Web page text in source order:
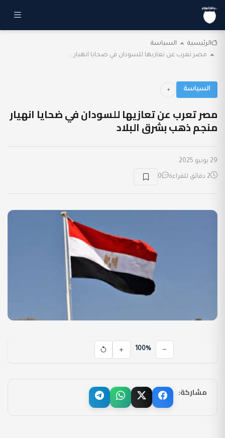
الرئيسية
السياسة
مصر تعرب عن تعازيها للسودان في ضحايا انهيار...
السياسة
مصر تعرب عن تعازيها للسودان في ضحايا انهيار
منجم ذهب بشرق البلاد
29 يونيو 2025
2 دقائق للقراءة 0
100%
مشاركة: